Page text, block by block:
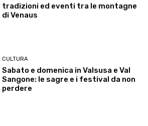
tradizioni ed eventi tra le montagne
di Venaus
CULTURA
Sabato e domenica in Valsusa e Val
Sangone: le sagre e i festival da non
perdere